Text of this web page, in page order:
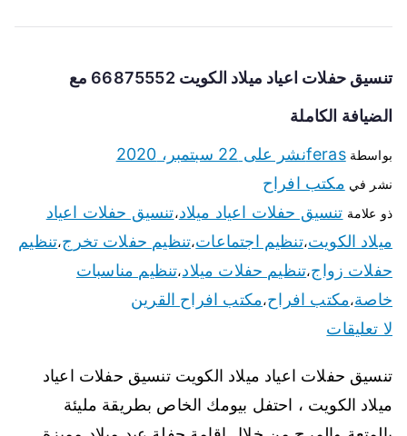
تنسيق حفلات اعياد ميلاد الكويت 66875552 مع
الضيافة الكاملة
بواسطةferasنشر على 22 سبتمبر، 2020
نشر في مكتب افراح
ذو علامة تنسيق حفلات اعياد ميلاد،تنسيق حفلات اعياد
ميلاد الكويت،تنظيم اجتماعات،تنظيم حفلات تخرج،تنظيم
حفلات زواج،تنظيم حفلات ميلاد،تنظيم مناسبات
خاصة،مكتب افراح،مكتب افراح القرين
لا تعليقات
تنسيق حفلات اعياد ميلاد الكويت تنسيق حفلات اعياد
ميلاد الكويت ، احتفل بيومك الخاص بطريقة مليئة